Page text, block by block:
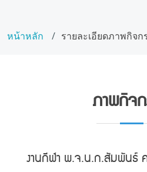
หน้าหลัก รายละเอียดภาพกิจก
ภาพกิจ
งานกีฬา พ.จ.น.ก.สัมพันธ์